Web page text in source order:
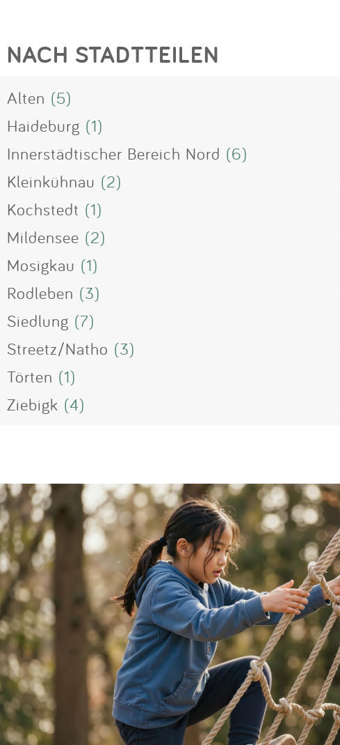
NACH STADTTEILEN
Alten (5)
Haideburg (1)
Innerstädtischer Bereich Nord (6)
Kleinkühnau (2)
Kochstedt (1)
Mildensee (2)
Mosigkau (1)
Rodleben (3)
Siedlung (7)
Streetz/Natho (3)
Törten (1)
Ziebigk (4)